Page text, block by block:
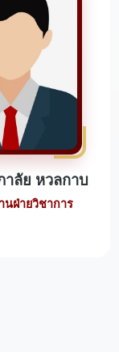
าลัย หวลกาบ
นฝ่ายวิชาการ